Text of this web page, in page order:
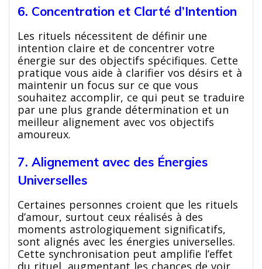
6. Concentration et Clarté d’Intention
Les rituels nécessitent de définir une
intention claire et de concentrer votre
énergie sur des objectifs spécifiques. Cette
pratique vous aide à clarifier vos désirs et à
maintenir un focus sur ce que vous
souhaitez accomplir, ce qui peut se traduire
par une plus grande détermination et un
meilleur alignement avec vos objectifs
amoureux.
7. Alignement avec des Énergies
Universelles
Certaines personnes croient que les rituels
d’amour, surtout ceux réalisés à des
moments astrologiquement significatifs,
sont alignés avec les énergies universelles.
Cette synchronisation peut amplifie l’effet
du rituel, augmentant les chances de voir